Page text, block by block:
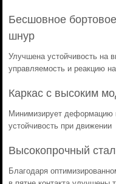
Бесшовное
шнур
Улучшена устойчивость на
управляемость и реакцию
Каркас с высоким
Минимизирует
устойчивость при движении
Высокопрочный
Благодаря